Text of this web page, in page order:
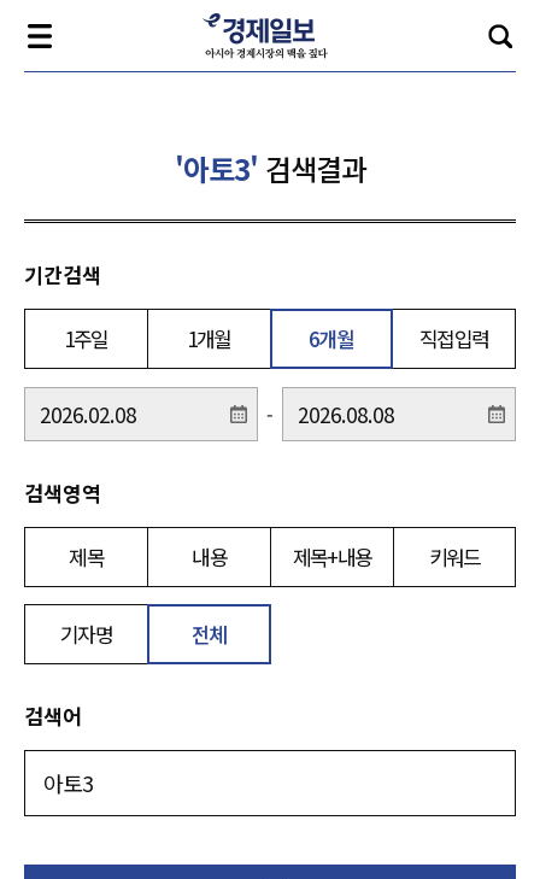
'아토3' 검색결과
기간검색
1주일 1개월 6개월 직접입력
-
검색영역
제목 내용 제목+내용 키워드
기자명 전체
검색어